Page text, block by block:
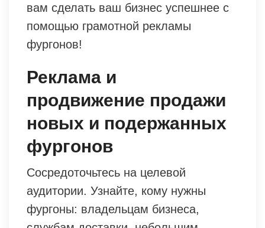
вам сделать ваш бизнес успешнее с
помощью грамотной рекламы
фургонов!
Реклама и
продвижение продажи
новых и подержанных
фургонов
Сосредоточьтесь на целевой
аудитории. Узнайте, кому нужны
фургоны: владельцам бизнеса,